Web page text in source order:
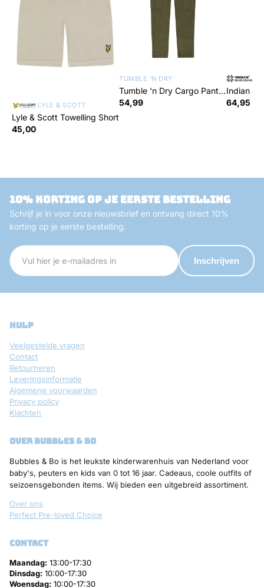
LYLE & SCOTT
Lyle & Scott Towelling Short
45,00
TUMBLE 'N DRY
Tumble 'n Dry Cargo Pants
Jayh
54,99
Indian
Wide
64,95
10% korting op je eerste bestelling
Schrijf je in voor onze nieuwsbrief en ontvang direct 10%
korting op je eerste bestelling.
Inschrijven
hulp
Veelgestelde vragen
Contact
Retourneren
Leveringsinformatie
Algemene voorwaarden
Privacy policy
Klachten
over bubbles & bo
Bubbles & Bo is het leukste kinderwarenhuis van Nederland voor
baby's, peuters en kids van 0 tot 16 jaar. Cadeaus, coole outfits of
seizoensgebonden items. Wij bieden een uitgebreid assortiment.
Over ons
Perfect Pre-loved Choice
contact
Maandag: 13:00-17:30
Dinsdag: 10:00-17:30
Woensdag: 10:00-17:30